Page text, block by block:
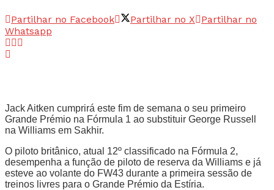
Partilhar no Facebook Partilhar no X
Partilhar no
Whatsapp
Jack Aitken cumprirá este fim de semana o seu primeiro
Grande Prémio na Fórmula 1 ao substituir George Russell
na Williams em Sakhir.
O piloto britânico, atual 12º classificado na Fórmula 2,
desempenha a função de piloto de reserva da Williams e já
esteve ao volante do FW43 durante a primeira sessão de
treinos livres para o Grande Prémio da Estíria.